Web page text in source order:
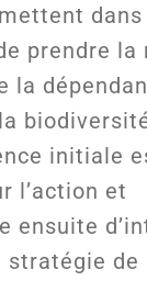
dans
prendre la
la
initiale
l’action et
ensuite
stratégie de